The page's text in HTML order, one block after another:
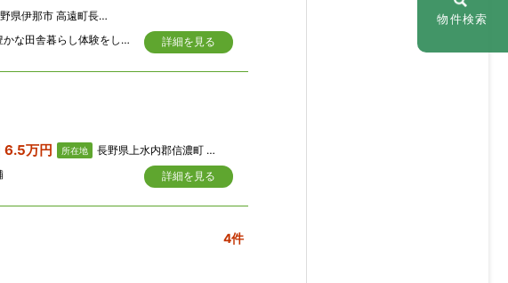
県伊那市 高遠町長藤弥勒1498-1
田舎家１軒をお一人、ご家族、仲間で借りていただき、自然豊かな田舎暮らし体験をしていただければと思います。また物件探しの宿、観光、遊びの拠点としても気楽にご利用下さい。
詳細を見る
6.5万円 所在地
長野県上水内郡信濃町 穂波
詳細を見る
4件
物件検索